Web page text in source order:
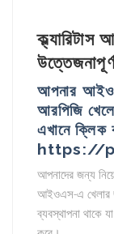
আপনার
আরপিজি
এখানে
https://
আপনাদের জন্য
আইওএস-এ খেলার
ব্যবস্থাপনা থাকে